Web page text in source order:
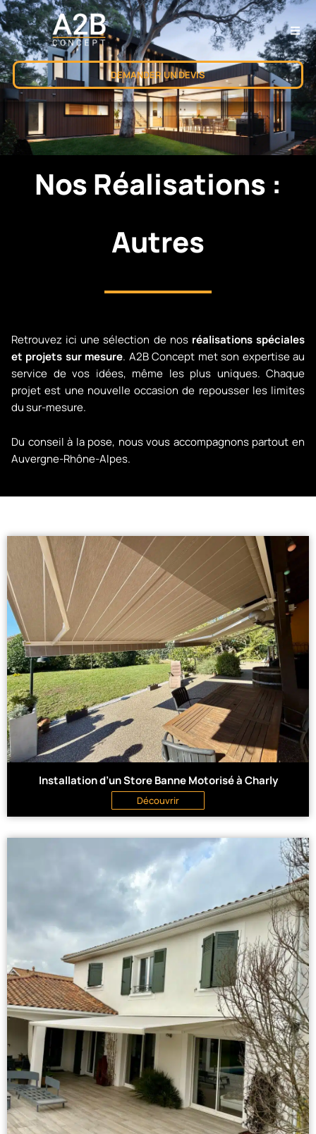
DEMANDER UN DEVIS
Nos Réalisations :
Autres
Retrouvez ici une sélection de nos réalisations spéciales
et projets sur mesure. A2B Concept met son expertise au
service de vos idées, même les plus uniques. Chaque
projet est une nouvelle occasion de repousser les limites
du sur-mesure.
Du conseil à la pose, nous vous accompagnons partout en
Auvergne-Rhône-Alpes.
Installation d’un Store Banne Motorisé à Charly
Découvrir